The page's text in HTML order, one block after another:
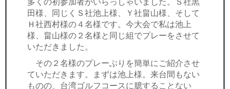
田様、同じくＳ社池上様、Ｙ社畠山様、そして
Ｈ社西村様の４名様です。今大会で私は池上
様、畠山様の２名様と同じ組でプレーをさせて
いただきました。
その２名様のプレーぶりを簡単にご紹介させ
ていただきます。まずは池上様。来台間もない
ものの、台湾ゴルフコースに臆することない